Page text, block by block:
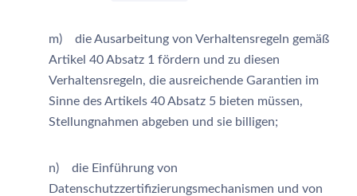
m) die Ausarbeitung von Verhaltensregeln gemäß
Artikel 40 Absatz 1 fördern und zu diesen
Verhaltensregeln, die ausreichende Garantien im
Sinne des Artikels 40 Absatz 5 bieten müssen,
Stellungnahmen abgeben und sie billigen;
n) die Einführung von
Datenschutzzertifizierungsmechanismen und von